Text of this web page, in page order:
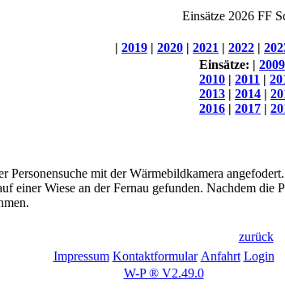
Einsätze 2026 FF
| 2019 | 2020 | 2021 | 2022 |
Einsätze: | 2009
2010 | 2011 |
2013 | 2014 |
2016 | 2017 |
mit der Wärmebildkamera
einer Wiese an der Fernau gefunden. Nachdem
zurück
Impressum Kontaktformular Anfahrt Login
W-P ® V2.49.0